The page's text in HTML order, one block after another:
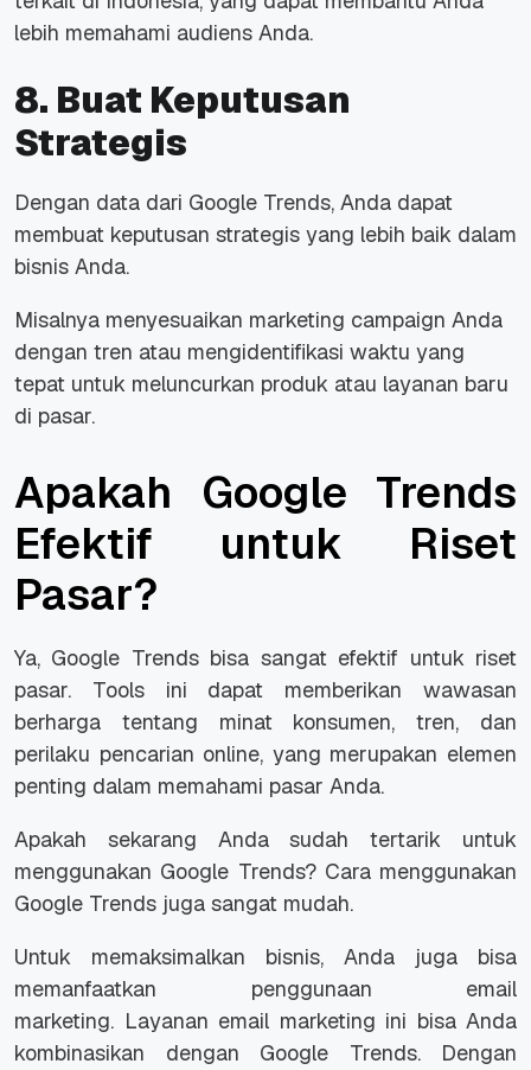
lebih memahami audiens Anda.
8. Buat Keputusan
Strategis
Dengan data dari Google Trends, Anda dapat
membuat keputusan strategis yang lebih baik dalam
bisnis Anda.
Misalnya menyesuaikan marketing campaign Anda
dengan tren atau mengidentifikasi waktu yang
tepat untuk meluncurkan produk atau layanan baru
di pasar.
Apakah Google Trends
Efektif untuk Riset
Pasar?
Ya, Google Trends bisa sangat efektif untuk riset
pasar. Tools ini dapat memberikan wawasan
berharga tentang minat konsumen, tren, dan
perilaku pencarian online, yang merupakan elemen
penting dalam memahami pasar Anda.
Apakah sekarang Anda sudah tertarik untuk
menggunakan Google Trends? Cara menggunakan
Google Trends juga sangat mudah.
Untuk memaksimalkan bisnis, Anda juga bisa
memanfaatkan penggunaan email
marketing. Layanan email marketing ini bisa Anda
kombinasikan dengan Google Trends. Dengan